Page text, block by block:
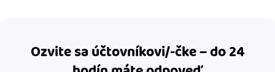
Ozvite sa účtovníkovi/-čke – do 24